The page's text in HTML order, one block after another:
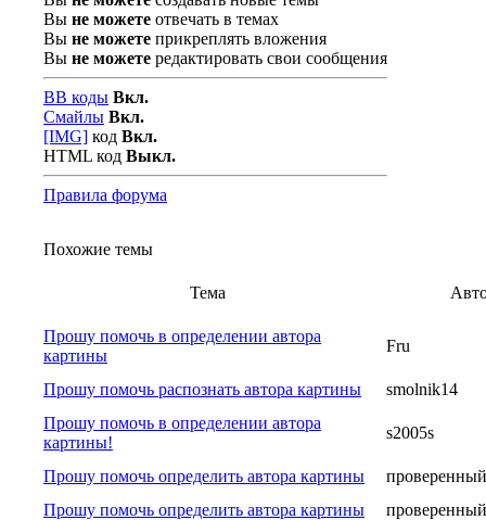
Вы не можете отвечать в темах
Вы не можете прикреплять вложения
Вы не можете редактировать свои сообщения
BB коды Вкл.
Смайлы Вкл.
[IMG] код Вкл.
HTML код Выкл.
Правила форума
Похожие темы
Тема
Прошу помочь в определении автора
картины
Fru
Прошу помочь распознать автора картины
smolnik14
Прошу помочь в определении автора
картины!
s2005s
Прошу помочь определить автора картины
Прошу помочь определить автора картины